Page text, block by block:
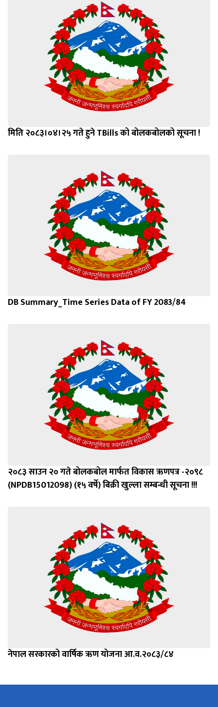
मिति २०८३।०४।२५ गते हुने TBills को बोलकबोलको सूचना !
DB Summary_Time Series Data of FY 2083/84
२०८३ साउन २० गते बोलकबोल मार्फत विकास ऋणपत्र -२०९८
(NPDB15012098) (१५ वर्षे) बिक्री खुल्ला सम्बन्धी सूचना !!!
नेपाल सरकारको वार्षिक ऋण योजना आ.व.२०८३/८४